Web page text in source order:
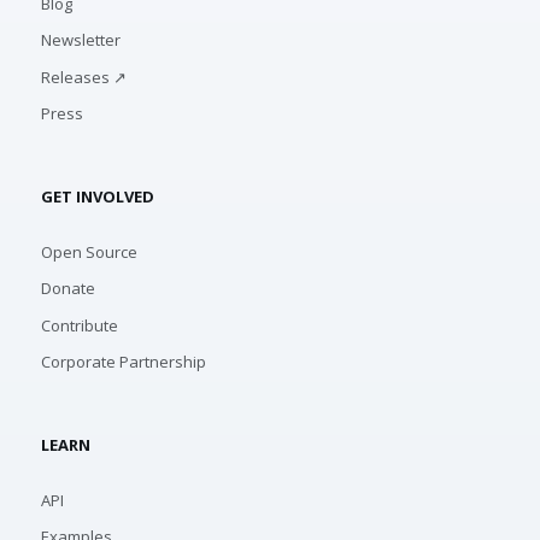
Newsletter
Releases ↗
Press
GET INVOLVED
Open Source
Donate
Contribute
Corporate Partnership
LEARN
API